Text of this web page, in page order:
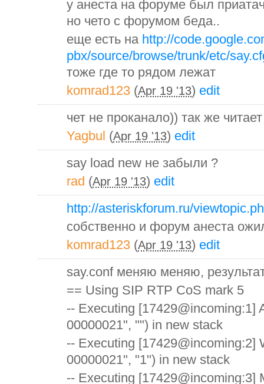
у анеста на форуме был
но чето с форумом беда..
еще есть на http://
pbx/source/browse/trunk/etc/
тоже где то рядом лежат
komrad123 (Apr 19 '13) edit
чет не проканало)) так же
Yagbul (Apr 19 '13) edit
say load new не забыли ?
rad (Apr 19 '13) edit
http://asteriskforum.ru/
собственно и форум анеста
komrad123 (Apr 19 '13) edit
say.conf меняю меняю,
== Using SIP RTP CoS mark 5
-- Executing [17429@incoming:1]
00000021", "") in new stack
-- Executing [17429@incoming:2]
00000021", "1") in new stack
-- Executing [17429@incoming:3]